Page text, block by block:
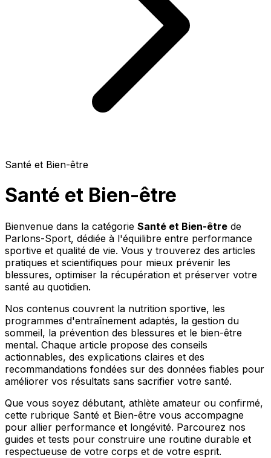
Santé et Bien-être
Santé et Bien-être
Bienvenue dans la catégorie Santé et Bien-être de
Parlons-Sport, dédiée à l'équilibre entre performance
sportive et qualité de vie. Vous y trouverez des articles
pratiques et scientifiques pour mieux prévenir les
blessures, optimiser la récupération et préserver votre
santé au quotidien.
Nos contenus couvrent la nutrition sportive, les
programmes d'entraînement adaptés, la gestion du
sommeil, la prévention des blessures et le bien-être
mental. Chaque article propose des conseils
actionnables, des explications claires et des
recommandations fondées sur des données fiables pour
améliorer vos résultats sans sacrifier votre santé.
Que vous soyez débutant, athlète amateur ou confirmé,
cette rubrique Santé et Bien-être vous accompagne
pour allier performance et longévité. Parcourez nos
guides et tests pour construire une routine durable et
respectueuse de votre corps et de votre esprit.